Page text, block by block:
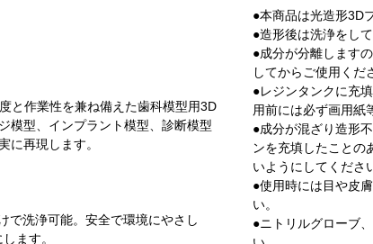
と作業性を兼ね備えた歯科模型用3D
模型、インプラント模型、診断模型
に再現します。
で洗浄可能。安全で環境にやさし
ます。
●本商品は光造形3D
●造形後は洗浄をし
●成分が分離します
してからご使用くだ
●レジンタンクに充
用前には必ず画用紙
●成分が混ざり造形
ンを充填したことの
いようにしてくださ
●使用時には目や皮
い。
●ニトリルグローブ